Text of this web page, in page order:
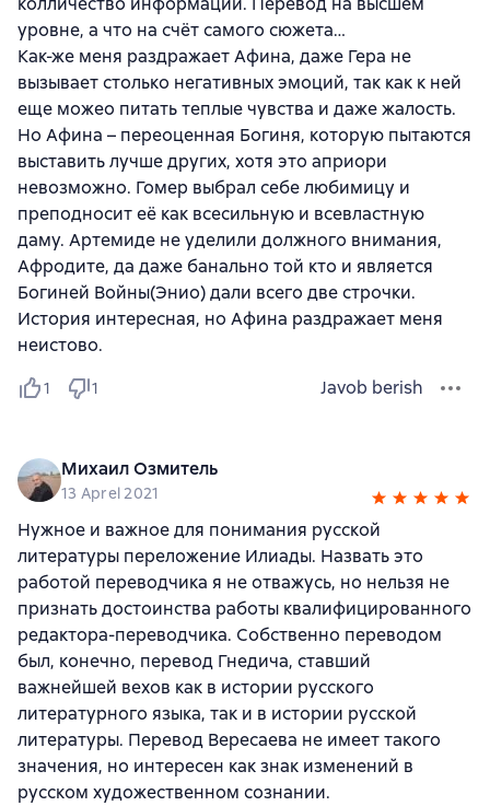
уровне, а что на счёт самого сюжета…
Как-же меня раздражает Афина, даже Гера не
вызывает столько негативных эмоций, так как к ней
еще можео питать теплые чувства и даже жалость.
Но Афина – переоценная Богиня, которую пытаются
выставить лучше других, хотя это априори
невозможно. Гомер выбрал себе любимицу и
преподносит её как всесильную и всевластную
даму. Артемиде не уделили должного внимания,
Афродите, да даже банально той кто и является
Богиней Войны(Энио) дали всего две строчки.
История интересная, но Афина раздражает меня
неистово.
1 1 Javob berish
Михаил Озмитель
13 Aprel 2021
Нужное и важное для понимания русской
литературы переложение Илиады. Назвать это
работой переводчика я не отважусь, но нельзя не
признать достоинства работы квалифицированного
редактора-переводчика. Собственно переводом
был, конечно, перевод Гнедича, ставший
важнейшей вехов как в истории русского
литературного языка, так и в истории русской
литературы. Перевод Вересаева не имеет такого
значения, но интересен как знак изменений в
русском художественном сознании.